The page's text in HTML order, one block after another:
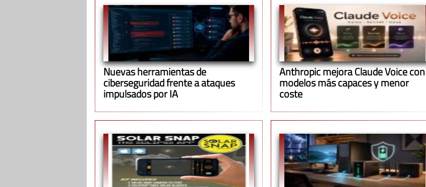
Nuevas herramientas de
ciberseguridad frente a ataques
impulsados por IA
Anthropic mejora Claude Voice con
modelos más capaces y menor
coste